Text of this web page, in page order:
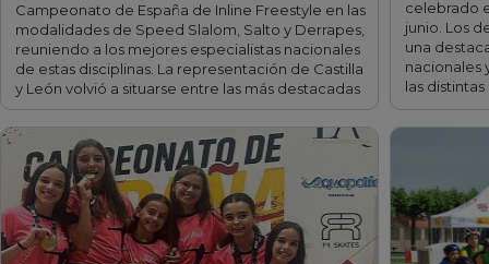
Campeonato de España de Inline Freestyle en las
modalidades de Speed Slalom, Salto y Derrapes,
reuniendo a los mejores especialistas nacionales
de estas disciplinas. La representación de Castilla
y León volvió a situarse entre las más destacadas
…
celebrado
junio. Los
una
nacionales
las